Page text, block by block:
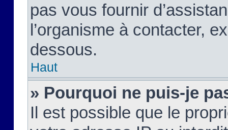
pas vous fournir
l’organisme à contacter,
dessous.
Haut
» Pourquoi ne puis-je
Il est possible que le